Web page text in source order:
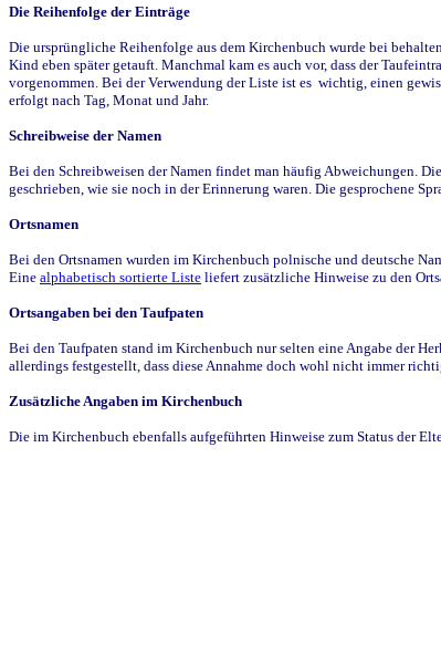
Die Reihenfolge der Einträge
Die ursprüngliche Reihenfolge aus dem Kirchenbuch wurde bei
Kind eben später getauft. Manchmal kam es auch vor, dass der
vorgenommen. Bei der Verwendung der Liste ist es wichtig, einen
erfolgt nach Tag, Monat und Jahr.
Schreibweise der Namen
Bei den Schreibweisen der Namen findet man häufig Abweichungen.
geschrieben, wie sie noch in der Erinnerung waren. Die gesprochene
Ortsnamen
Bei den Ortsnamen wurden im Kirchenbuch polnische und deutsche
Eine alphabetisch sortierte Liste liefert zusätzliche Hinweise zu den
Ortsangaben bei den Taufpaten
Bei den Taufpaten stand im Kirchenbuch nur selten eine Angabe der
allerdings festgestellt, dass diese Annahme doch wohl nicht immer
Zusätzliche Angaben im Kirchenbuch
Die im Kirchenbuch ebenfalls aufgeführten Hinweise zum Status der